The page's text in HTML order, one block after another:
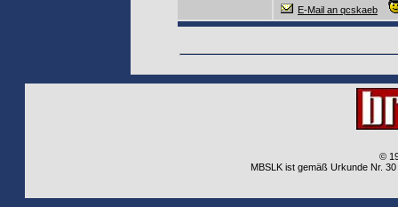
E-Mail an qcskaeb
©
MBSLK ist gemäß Urkunde Nr.